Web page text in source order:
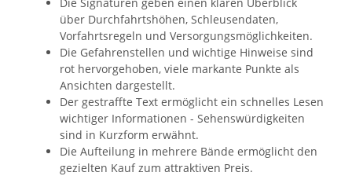
über Durchfahrtshöhen, Schleusendaten,
Vorfahrtsregeln und Versorgungsmöglichkeiten.
Die Gefahrenstellen und wichtige Hinweise sind
rot hervorgehoben, viele markante Punkte als
Ansichten dargestellt.
Der gestraffte Text ermöglicht ein schnelles Lesen
wichtiger Informationen - Sehenswürdigkeiten
sind in Kurzform erwähnt.
Die Aufteilung in mehrere Bände ermöglicht den
gezielten Kauf zum attraktiven Preis.